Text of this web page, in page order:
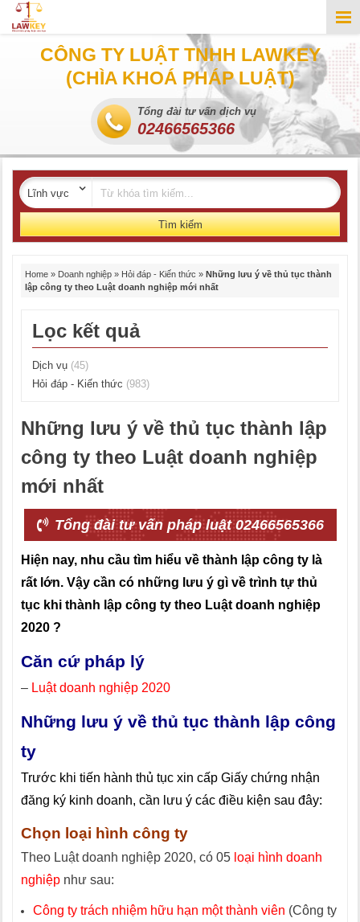
CÔNG TY LUẬT TNHH LAWKEY
(CHÌA KHOÁ PHÁP LUẬT)
Tổng đài tư vấn dịch vụ
02466565366
Tìm kiếm
Home » Doanh nghiệp » Hỏi đáp - Kiến thức » Những lưu ý về thủ tục thành
lập công ty theo Luật doanh nghiệp mới nhất
Lọc kết quả
Dịch vụ (45)
Hỏi đáp - Kiến thức (983)
Những lưu ý về thủ tục thành lập
công ty theo Luật doanh nghiệp
mới nhất
Tổng đài tư vấn pháp luật 02466565366
Hiện nay, nhu cầu tìm hiểu về thành lập công ty là
rất lớn. Vậy cần có những lưu ý gì về trình tự thủ
tục khi thành lập công ty theo Luật doanh nghiệp
2020 ?
Căn cứ pháp lý
– Luật doanh nghiệp 2020
Những lưu ý về thủ tục thành lập công
ty
Trước khi tiến hành thủ tục xin cấp Giấy chứng nhận
đăng ký kinh doanh, cần lưu ý các điều kiện sau đây:
Chọn loại hình công ty
Theo Luật doanh nghiệp 2020, có 05 loại hình doanh
nghiệp như sau:
Công ty trách nhiệm hữu hạn một thành viên (Công ty